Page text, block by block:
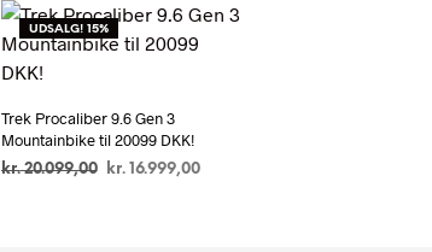
kr. 5.499,00. kr. 3.699,00.
UDSALG! 15%
Trek Procaliber 9.6 Gen 3
Mountainbike til 20099 DKK!
kr.20.099,00
Den
kr.16.999,00Den